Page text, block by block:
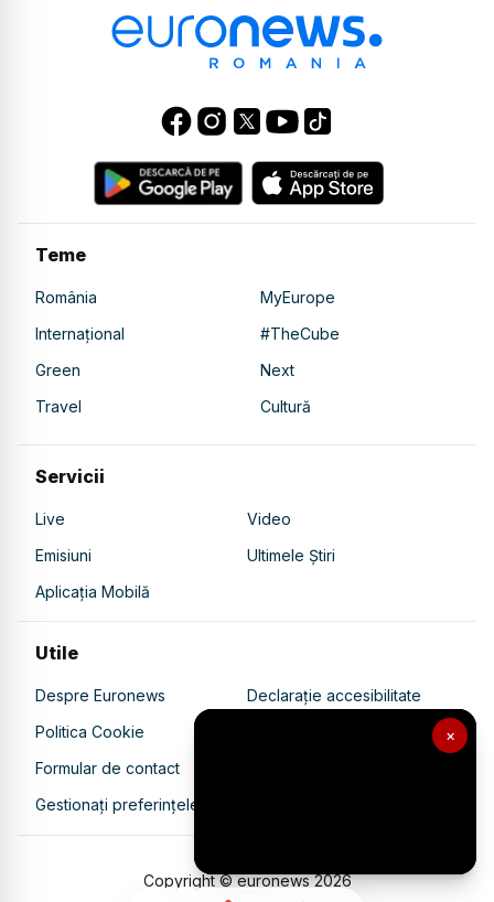
×
Teme
România
MyEurope
Internațional
#TheCube
Green
Next
Travel
Cultură
Servicii
Live
Video
Emisiuni
Ultimele Știri
Aplicația Mobilă
Utile
Despre Euronews
Declarație accesibilitate
Politica Cookie
Politica de confidențialitate
Formular de contact
Gestionați preferințele
Copyright © euronews2026